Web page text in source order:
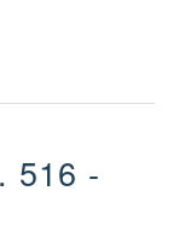
516 -